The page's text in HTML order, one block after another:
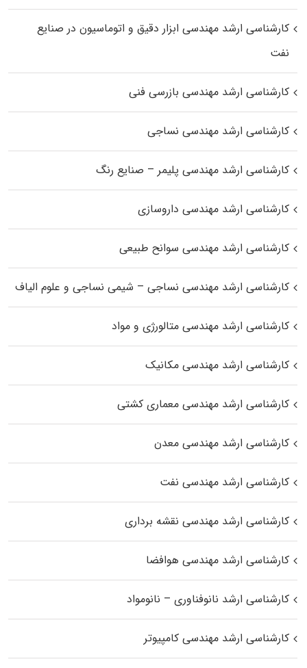
کارشناسی ارشد مهندسی ابزار دقیق و اتوماسیون در صنایع
نفت
کارشناسی ارشد مهندسی بازرسی فنی
کارشناسی ارشد مهندسی نساجی
کارشناسی ارشد مهندسی پلیمر – صنایع رنگ
کارشناسی ارشد مهندسی داروسازی
کارشناسی ارشد مهندسی سوانح طبیعی
کارشناسی ارشد مهندسی نساجی – شیمی نساجی و علوم الیاف
کارشناسی ارشد مهندسی متالورژی و مواد
کارشناسی ارشد مهندسی مکانیک
کارشناسی ارشد مهندسی معماری کشتی
کارشناسی ارشد مهندسی معدن
کارشناسی ارشد مهندسی نفت
کارشناسی ارشد مهندسی نقشه برداری
کارشناسی ارشد مهندسی هوافضا
کارشناسی ارشد نانوفناوری – نانومواد
کارشناسی ارشد مهندسی کامپیوتر